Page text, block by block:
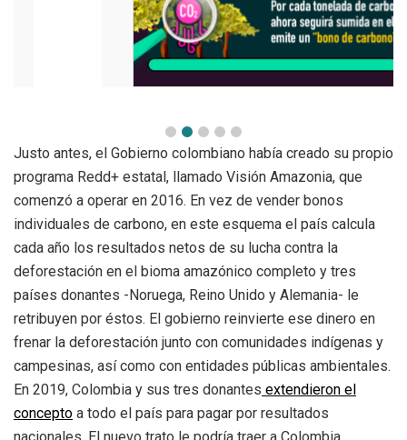
Justo antes, el Gobierno colombiano había creado su propio
programa Redd+ estatal, llamado Visión Amazonia, que
comenzó a operar en 2016. En vez de vender bonos
individuales de carbono, en este esquema el país calcula
cada año los resultados netos de su lucha contra la
deforestación en el bioma amazónico completo y tres
países donantes -Noruega, Reino Unido y Alemania- le
retribuyen por éstos. El gobierno reinvierte ese dinero en
frenar la deforestación junto con comunidades indígenas y
campesinas, así como con entidades públicas ambientales.
En 2019, Colombia y sus tres donantes extendieron el
concepto a todo el país para pagar por resultados